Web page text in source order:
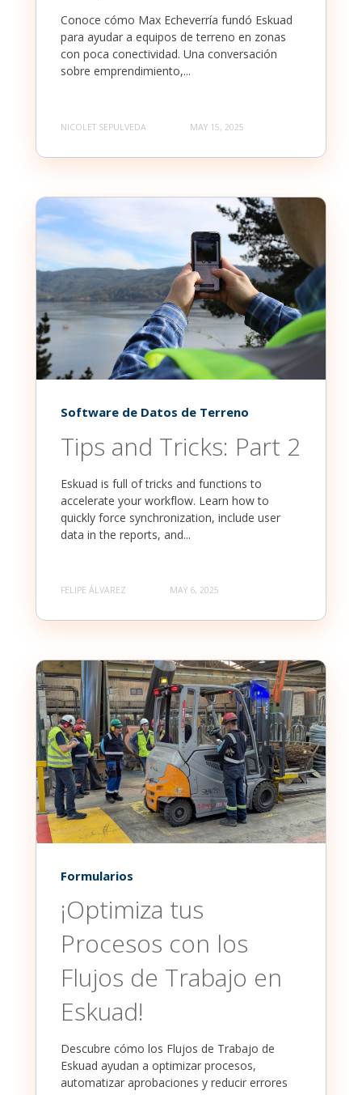
Conoce cómo Max Echeverría fundó Eskuad
para ayudar a equipos de terreno en zonas
con poca conectividad. Una conversación
sobre emprendimiento,...
NICOLET SEPULVEDA MAY 15, 2025
Software de Datos de Terreno
Tips and Tricks: Part 2
Eskuad is full of tricks and functions to
accelerate your workflow. Learn how to
quickly force synchronization, include user
data in the reports, and...
FELIPE ÁLVAREZ MAY 6, 2025
Formularios
¡Optimiza tus
Procesos con los
Flujos de Trabajo en
Eskuad!
Descubre cómo los Flujos de Trabajo de
Eskuad ayudan a optimizar procesos,
automatizar aprobaciones y reducir errores